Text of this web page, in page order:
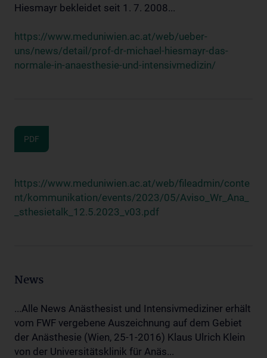
Hiesmayr bekleidet seit 1. 7. 2008...
https://www.meduniwien.ac.at/web/ueber-
uns/news/detail/prof-dr-michael-hiesmayr-das-
normale-in-anaesthesie-und-intensivmedizin/
PDF
https://www.meduniwien.ac.at/web/fileadmin/conte
nt/kommunikation/events/2023/05/Aviso_Wr_Ana_
_sthesietalk_12.5.2023_v03.pdf
News
...Alle News Anästhesist und Intensivmediziner erhält
vom FWF vergebene Auszeichnung auf dem Gebiet
der Anästhesie (Wien, 25-1-2016) Klaus Ulrich Klein
von der Universitätsklinik für Anäs...